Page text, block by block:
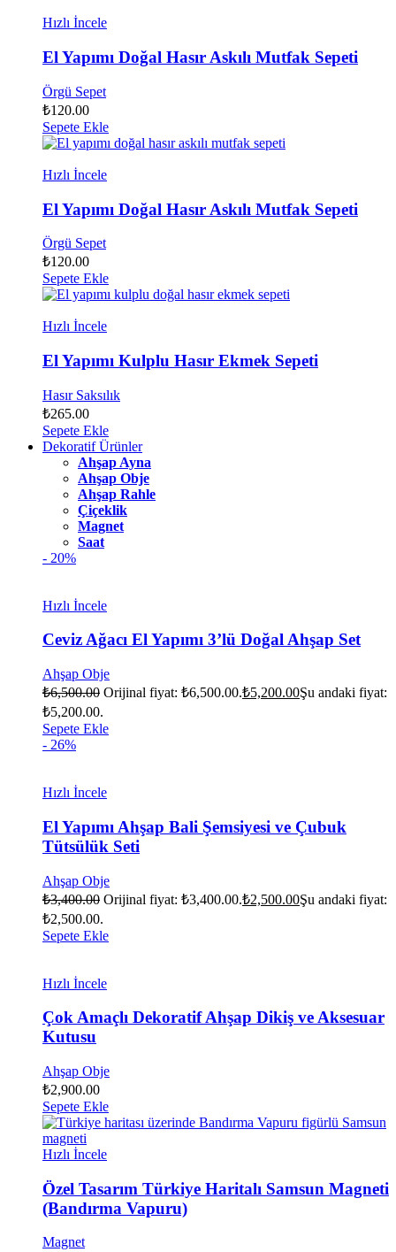
Hızlı İncele
El Yapımı Doğal Hasır Askılı Mutfak Sepeti
Örgü Sepet
₺120.00
Sepete Ekle
Hızlı İncele
El Yapımı Doğal Hasır Askılı Mutfak Sepeti
Örgü Sepet
₺120.00
Sepete Ekle
Hızlı İncele
El Yapımı Kulplu Hasır Ekmek Sepeti
Hasır Saksılık
₺265.00
Sepete Ekle
Dekoratif Ürünler
Ahşap Ayna
Ahşap Obje
Ahşap Rahle
Çiçeklik
Magnet
Saat
- 20%
Hızlı İncele
Ceviz Ağacı El Yapımı 3’lü Doğal Ahşap Set
Ahşap Obje
₺6,500.00 Orijinal fiyat: ₺6,500.00.₺5,200.00Şu andaki fiyat:
₺5,200.00.
Sepete Ekle
- 26%
Hızlı İncele
El Yapımı Ahşap Bali Şemsiyesi ve Çubuk
Tütsülük Seti
Ahşap Obje
₺3,400.00 Orijinal fiyat: ₺3,400.00.₺2,500.00Şu andaki fiyat:
₺2,500.00.
Sepete Ekle
Hızlı İncele
Çok Amaçlı Dekoratif Ahşap Dikiş ve Aksesuar
Kutusu
Ahşap Obje
₺2,900.00
Sepete Ekle
Hızlı İncele
Özel Tasarım Türkiye Haritalı Samsun Magneti
(Bandırma Vapuru)
Magnet